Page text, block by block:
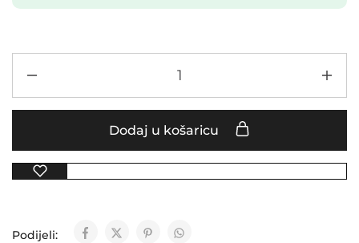
Dodaj u košaricu
Podijeli: